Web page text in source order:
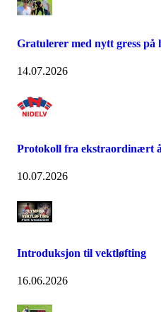
Gratulerer med nytt gress på
14.07.2026
Protokoll fra ekstraordinært
10.07.2026
Introduksjon til vektløfting
16.06.2026